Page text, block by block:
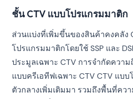
ชั้น CTV แบบโปรแกรมมาติก
ส่วนแบ่งที่เพิ่มขึ้นของสินค้าคงคลัง
โปรแกรมมาติกโดยใช้ SSP และ
ประมูลเฉพาะ CTV การจำกัดควา
แบบครีเอทีฟเฉพาะ CTV CTV แบ
ตัวกลางเพิ่มเติมมา รวมถึงพื้นที่คว